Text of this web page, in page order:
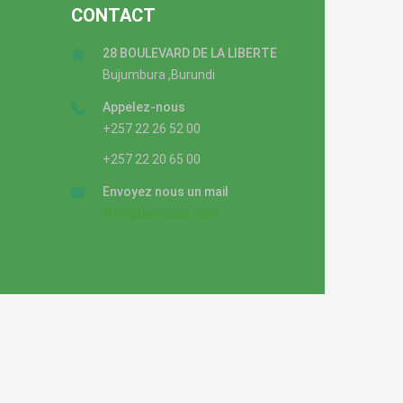
CONTACT
28 BOULEVARD DE LA LIBERTE
Bujumbura ,Burundi
Appelez-nous
+257 22 26 52 00
+257 22 20 65 00
Envoyez nous un mail